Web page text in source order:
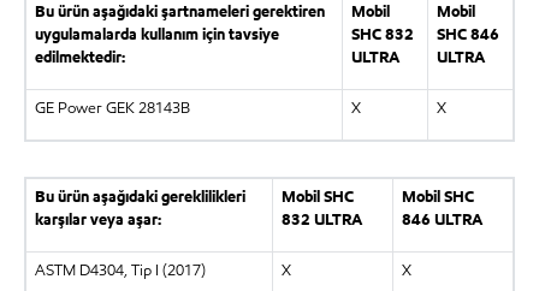
Bu ürün aşağıdaki şartnameleri gerektiren
uygulamalarda kullanım için tavsiye
edilmektedir:
Mobil
SHC 832
ULTRA
Mobil
SHC 846
ULTRA
GE Power GEK 28143B X X
Bu ürün aşağıdaki gereklilikleri
karşılar veya aşar:
Mobil SHC
832 ULTRA
Mobil SHC
846 ULTRA
ASTM D4304, Tip I (2017) X X